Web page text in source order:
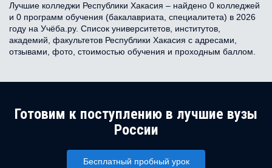
Лучшие колледжи Республики Хакасия – найдено 0 колледжей
и 0 программ обучения (бакалавриата, специалитета) в 2026
году на Учёба.ру. Список университетов, институтов,
академий, факультетов Республики Хакасия с адресами,
отзывами, фото, стоимостью обучения и проходным баллом.
Готовим к поступлению в лучшие вузы
России
Бесплатный пробный урок